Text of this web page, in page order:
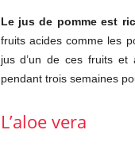
Le jus de pomme est
fruits acides comme les
jus d’un de ces fruits et
pendant trois semaines
L’aloe vera